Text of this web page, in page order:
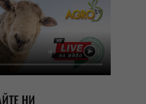
НИ